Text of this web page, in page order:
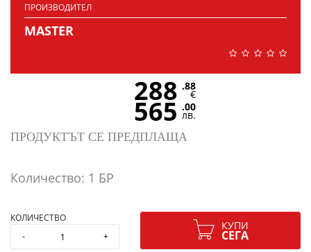
ПРОИЗВОДИТЕЛ
MASTER
ПРОДУКТЪТ СЕ ПРЕДПЛАЩА
Количество: 1 БР
288 .88
€
565 .00
лв.
КОЛИЧЕСТВО
-
+
КУПИ
СЕГА